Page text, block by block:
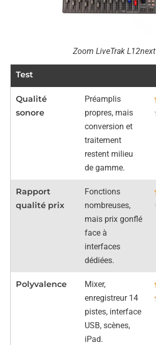
Zoom LiveTrak L12next
Test
Qualité
sonore
Préamplis
propres, mais
conversion et
traitement
restent milieu
de gamme.
Rapport
qualité prix
Fonctions
nombreuses,
mais prix gonflé
face à
interfaces
dédiées.
Polyvalence
Mixer,
enregistreur 14
pistes, interface
USB, scènes,
iPad.